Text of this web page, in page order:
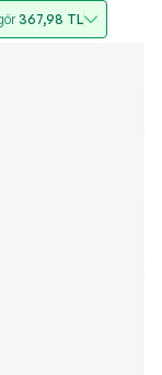
367,98 TL